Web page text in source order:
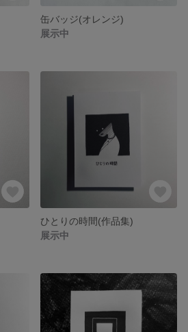
缶バッジ(オレンジ)
展示中
ひとりの時間(作品集)
展示中